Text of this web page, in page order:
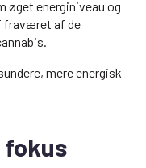
øget energiniveau og
fraværet af de
mere energisk
fokus